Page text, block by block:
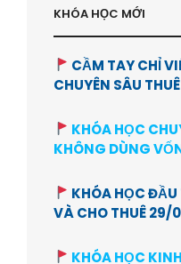
KHÓA HỌC MỚI
CẦM TAY CHỈ
CHUYÊN SÂU
KHÓA HỌC
KHÔNG DÙNG
KHÓA HỌC
VÀ CHO THUÊ 29/
KHÓA HỌC